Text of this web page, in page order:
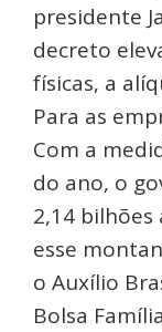
presidente
decreto
físicas, a
Para as
Com a
do ano, o
2,14 bilhões
esse
o Auxílio
Bolsa